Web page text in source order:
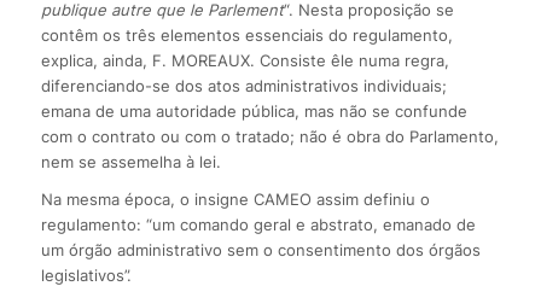
publique autre que le Parlement“. Nesta proposição se
contêm os três elementos essenciais do regulamento,
explica, ainda, F. MOREAUX. Consiste êle numa regra,
diferenciando-se dos atos administrativos individuais;
emana de uma autoridade pública, mas não se confunde
com o contrato ou com o tratado; não é obra do Parlamento,
nem se assemelha à lei.
Na mesma época, o insigne CAMEO assim definiu o
regulamento: “um comando geral e abstrato, emanado de
um órgão administrativo sem o consentimento dos órgãos
legislativos”.